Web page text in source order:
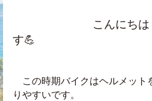
こんにちは！熊
す💪
この時期バイクはヘルメット
りやすいです。